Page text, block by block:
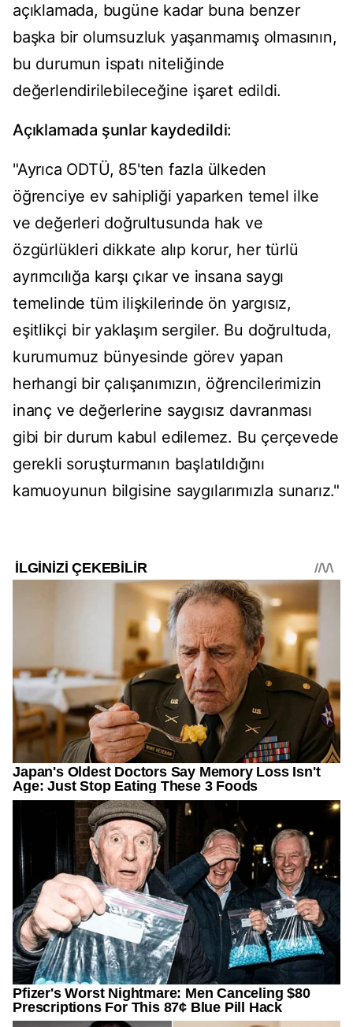
açıklamada, bugüne kadar buna benzer
başka bir olumsuzluk yaşanmamış olmasının,
bu durumun ispatı niteliğinde
değerlendirilebileceğine işaret edildi.
Açıklamada şunlar kaydedildi:
"Ayrıca ODTÜ, 85'ten fazla ülkeden
öğrenciye ev sahipliği yaparken temel ilke
ve değerleri doğrultusunda hak ve
özgürlükleri dikkate alıp korur, her türlü
ayrımcılığa karşı çıkar ve insana saygı
temelinde tüm ilişkilerinde ön yargısız,
eşitlikçi bir yaklaşım sergiler. Bu doğrultuda,
kurumumuz bünyesinde görev yapan
herhangi bir çalışanımızın, öğrencilerimizin
inanç ve değerlerine saygısız davranması
gibi bir durum kabul edilemez. Bu çerçevede
gerekli soruşturmanın başlatıldığını
kamuoyunun bilgisine saygılarımızla sunarız."